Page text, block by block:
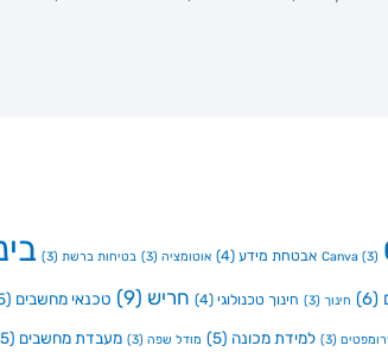
Canva (3) אבטחת מידע (4) אוטומציה (3) בטיחות ברשת (3)
(6) חינוך (3) חינוך טכנולוגי (4) חריש (9) טכנאי מחשבים (5)
(3) למידת מכונה (5) מודל שפה (3) מעבדת מחשבים (5)